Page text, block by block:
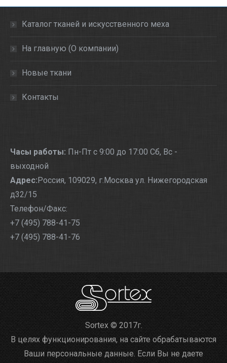
Каталог тканей и искусственного меха
На главную (О компании)
Новые ткани
Контакты
Часы работы: Пн-Пт с 9:00 до 17:00 Сб, Вс -
выходной
Адрес:Россия, 109029, г.Москва ул. Нижегородская
д32/15
Телефон/Факс:
+7 (495) 788-41-75
+7 (495) 788-41-76
Sortex © 2017г.
В целях функционирования, на сайте обрабатываются
Ваши персональные данные. Если Вы не даете